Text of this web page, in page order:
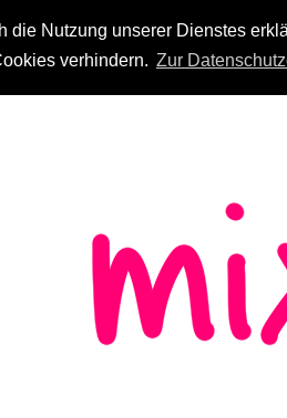
die Nutzung unserer Dienstes
verhindern. Zur